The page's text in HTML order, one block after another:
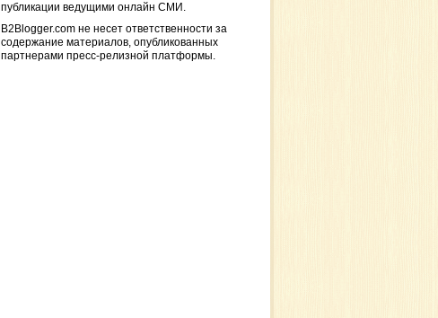
публикации ведущими онлайн СМИ.
B2Blogger.com не несет ответственности за
содержание материалов, опубликованных
партнерами пресс-релизной платформы.